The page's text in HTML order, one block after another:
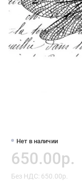
Нет в наличии
650.00р.
Без НДС: 650.00р.